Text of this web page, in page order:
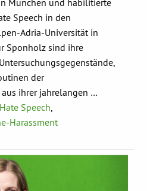
Speech in den
Adria-Universität in
Sponholz sind ihre
der
ihrer jahrelangen …
Hate Speech
Harassment